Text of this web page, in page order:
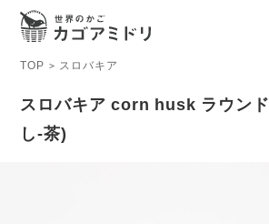
TOP > スロバキア
スロバキア corn husk ラウン
し-茶)